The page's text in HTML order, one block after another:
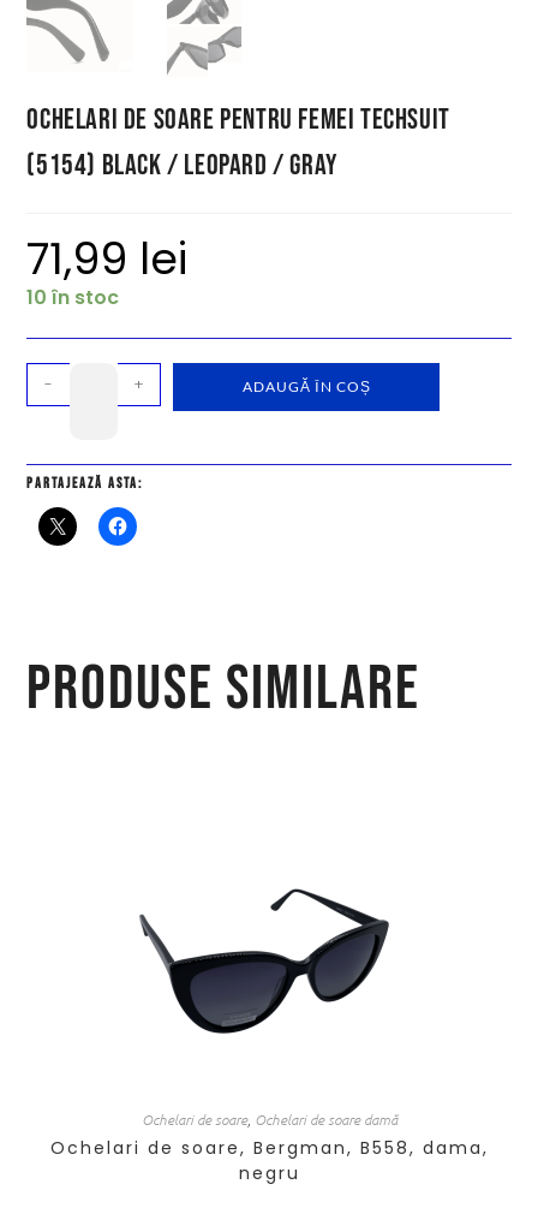
Ochelari de Soare pentru Femei Techsuit
(5154) Black / Leopard / Gray
71,99 lei
10 în stoc
- + ADAUGĂ ÎN COȘ
Partajează asta:
Produse similare
Ochelari de soare, Ochelari de soare damă
Ochelari de soare, Bergman, B558, dama,
negru